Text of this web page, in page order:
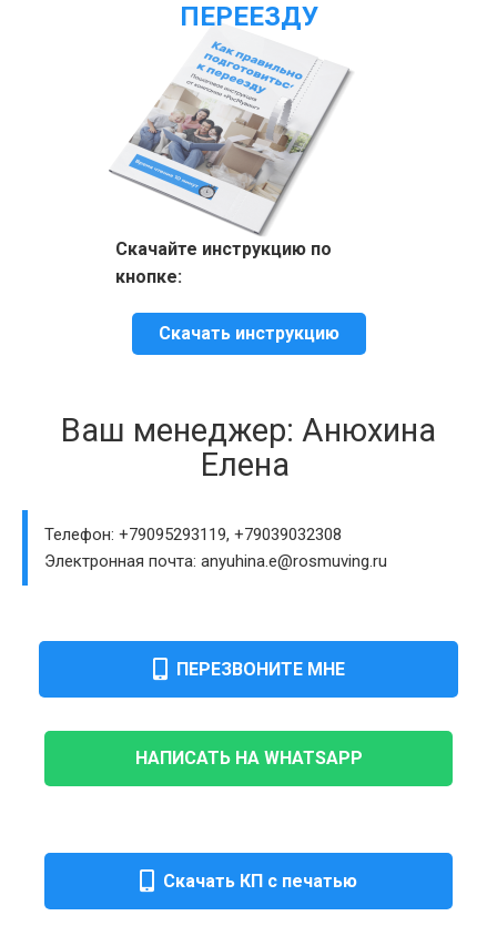
ПЕРЕЕЗДУ
Скачайте инструкцию по
кнопке:
Скачать инструкцию
Ваш менеджер: Анюхина
Елена
Телефон: +79095293119, +79039032308
Электронная почта: anyuhina.e@rosmuving.ru
ПЕРЕЗВОНИТЕ МНЕ
НАПИСАТЬ НА WHATSAPP
Скачать КП с печатью